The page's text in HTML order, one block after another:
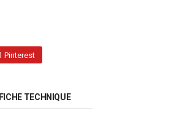
Pinterest
FICHE TECHNIQUE